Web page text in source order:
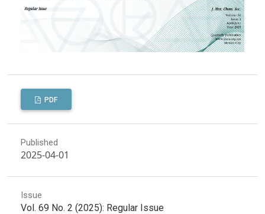
PDF
Published
2025-04-01
Issue
Vol. 69 No. 2 (2025): Regular Issue